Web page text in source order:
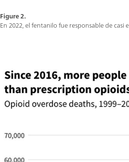
Figure 2.
En 2022, el fentanilo fue responsable de casi